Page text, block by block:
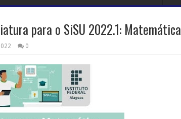
para o SiSU 2022.1: Matemática
0